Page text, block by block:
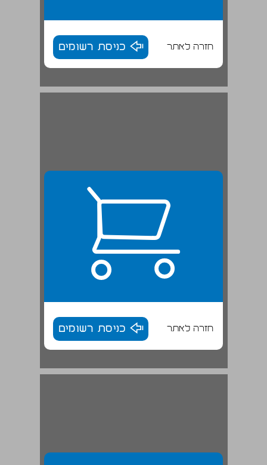
חזרה לאתר כניסת רשומים
חזרה לאתר כניסת רשומים
פרק ראשון "ללא תחליף": יוזף גבלס האדם והתועמלן ... 29